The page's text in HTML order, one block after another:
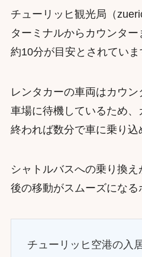
チューリッヒ観光局（
ターミナルからカウンタ
約10分が目安とされていま
レンタカーの車両はカウ
車場に待機しているため
終われば数分で車に乗り込
シャトルバスへの乗り換
後の移動がスムーズになる
チューリッヒ空港の入